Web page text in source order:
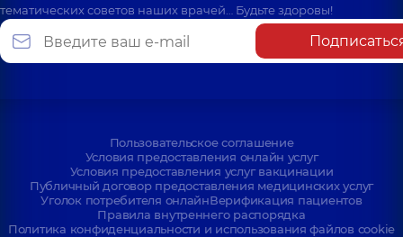
тематических советов наших врачей… Будьте здоровы!
Пользовательское соглашение
Условия предоставления онлайн услуг
Условия предоставления услуг вакцинации
Публичный договор предоставления медицинских услуг
Уголок потребителя онлайнВерификация пациентов
Правила внутреннего распорядка
Политика конфиденциальности и использования файлов cookie